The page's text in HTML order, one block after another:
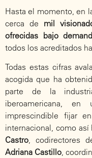
Hasta el momento, en
cerca de mil
ofrecidas bajo
todos los acreditados
Todas estas cifras
acogida que ha
parte de la
iberoamericana,
imprescindible fijar
internacional, como así
Castro, codirectores
Adriana Castillo,